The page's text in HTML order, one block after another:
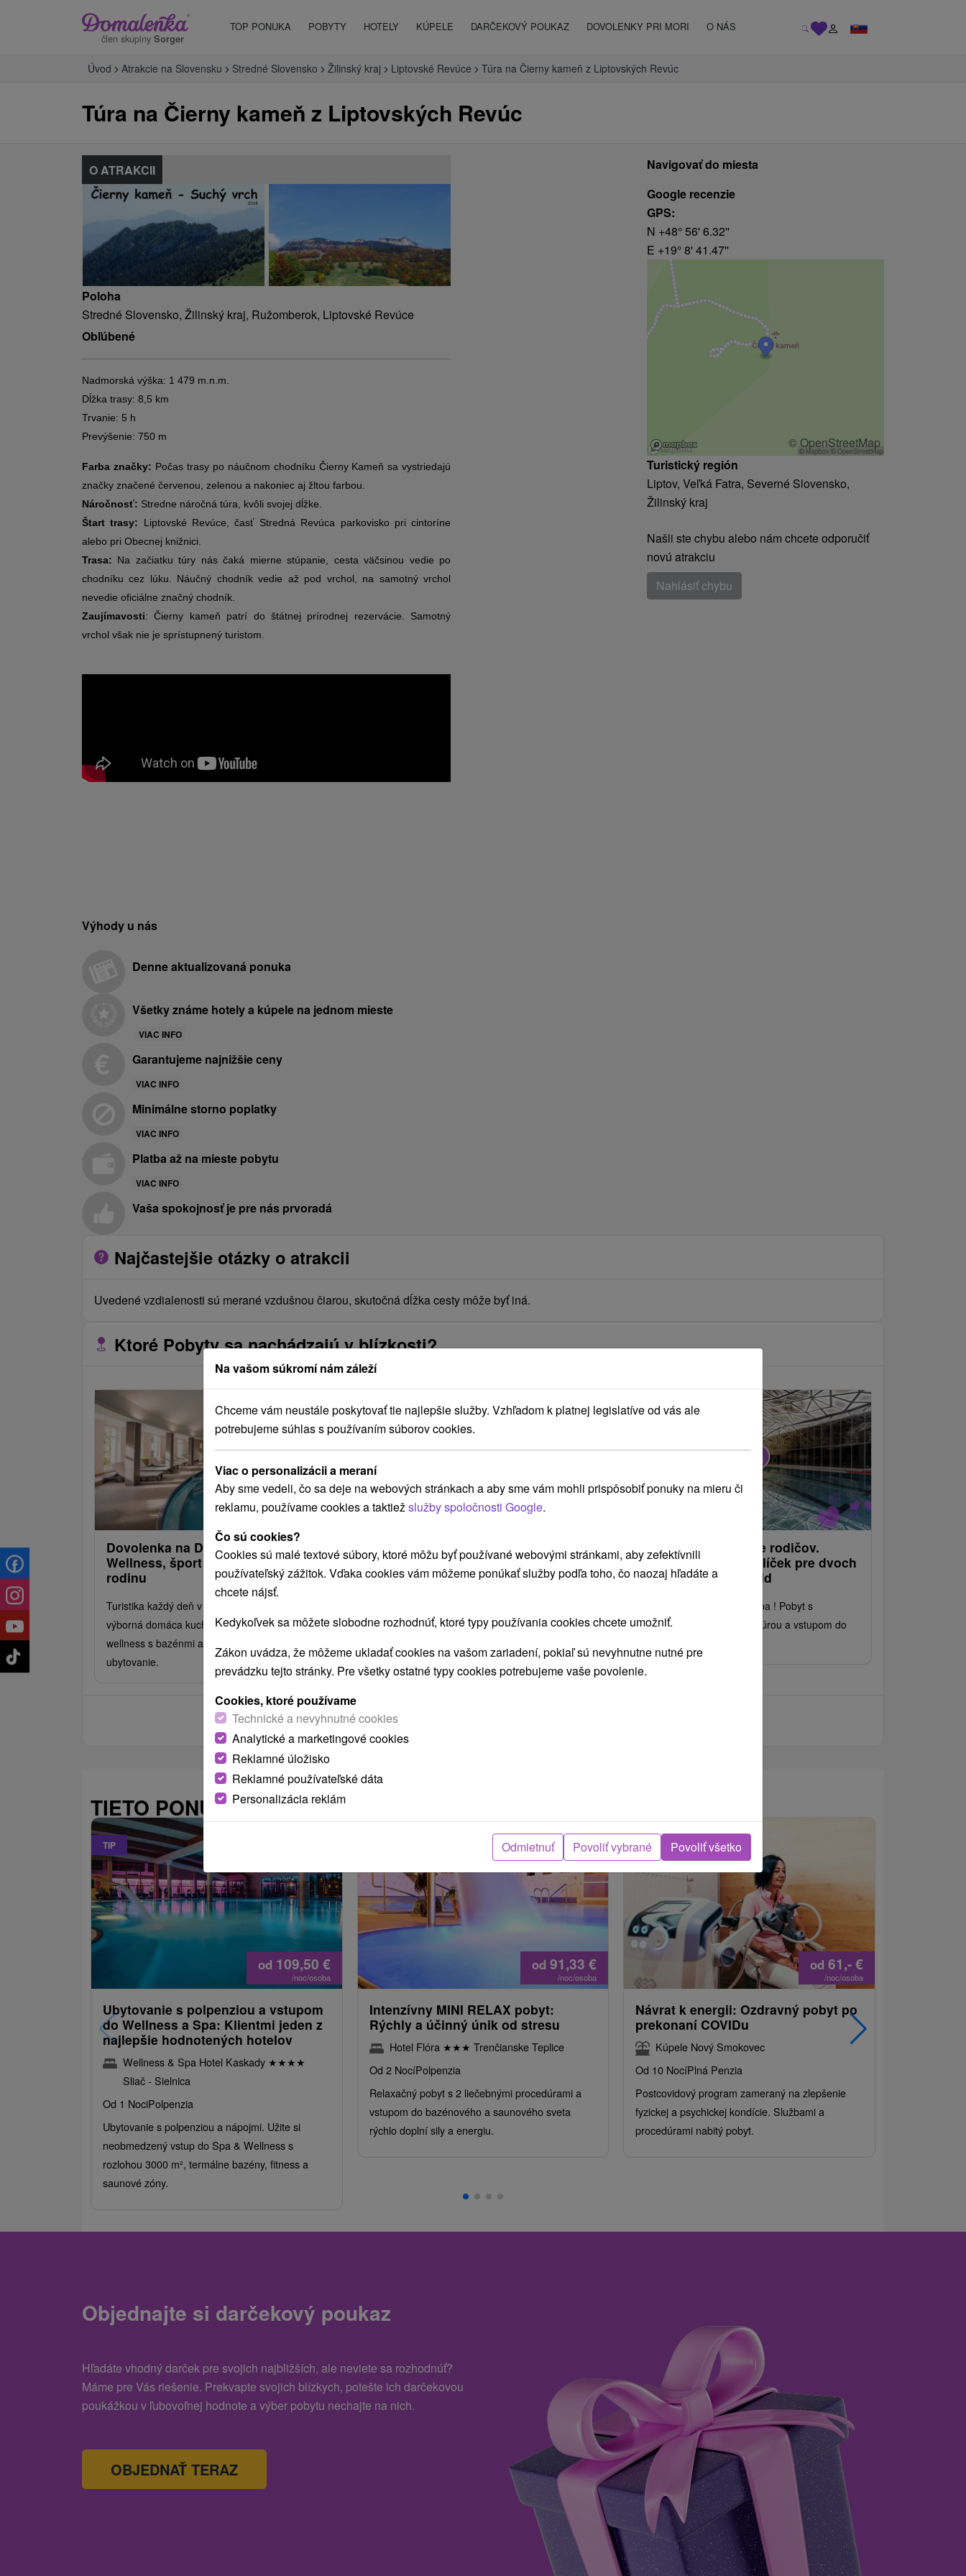
člen skupiny Sorger
TOP PONUKA POBYTY HOTELY KÚPELE DARČEKOVÝ POUKAZ DOVOLENKY PRI MORI O NÁS
Úvod Atrakcie na Slovensku Stredné Slovensko Žilinský kraj Liptovské Revúce Túra na Čierny kameň z Liptovských Revúc
Túra na Čierny kameň z Liptovských Revúc
Navigovať do miesta
Google recenzie
GPS:
N +48° 56' 6.32''
E +19° 8' 41.47''
© OpenStreetMap
Turistický región
Liptov, Veľká Fatra, Severné Slovensko,
Žilinský kraj
Našli ste chybu alebo nám chcete odporučiť
novú atrakciu
Nahlásiť chybu
O ATRAKCII
Poloha
Stredné Slovensko, Žilinský kraj, Ružomberok, Liptovské Revúce
Obľúbené
Nadmorská výška: 1 479 m.n.m.
Dĺžka trasy: 8,5 km
Trvanie: 5 h
Prevýšenie: 750 m
Farba značky: Počas trasy po náučnom chodníku Čierny Kameň sa vystriedajú
značky značené červenou, zelenou a nakoniec aj žltou farbou.
Náročnosť: Stredne náročná túra, kvôli svojej dĺžke.
Štart trasy: Liptovské Revúce, časť Stredná Revúca parkovisko pri cintoríne
alebo pri Obecnej knižnici.
Trasa: Na začiatku túry nás čaká mierne stúpanie, cesta väčsinou vedie po
chodníku cez lúku. Náučný chodník vedie až pod vrchol, na samotný vrchol
nevedie oficiálne značný chodník.
Zaujímavosti: Čierny kameň patrí do štátnej prírodnej rezervácie. Samotný
vrchol však nie je sprístupnený turistom.
Výhody u nás
Denne aktualizovaná ponuka
Všetky známe hotely a kúpele na jednom mieste
VIAC INFO
Garantujeme najnižšie ceny
VIAC INFO
Minimálne storno poplatky
VIAC INFO
Platba až na mieste pobytu
VIAC INFO
Vaša spokojnosť je pre nás prvoradá
Najčastejšie otázky o atrakcii
Uvedené vzdialenosti sú merané vzdušnou čiarou, skutočná dĺžka cesty môže byť iná.
Ktoré Pobyty sa nachádzajú v blízkosti?
Dovolenka na Donovaloch:
Wellness, šport a zábava pre celú
rodinu
Turistika každý deň v srdci slovenskej prírody,
výborná domáca kuchyňa, relax v priestrannom
wellness s bazénmi a saunami a komfortné
ubytovanie.
Rodinný pobyt plný relaxu, zábavy a
oddychu v srdci Liptova
– všetko na jednom mieste v rezorte Gothal
Liptovská Osada.
Liptovský oddych pre rodičov.
Špeciálny akciový balíček pre dvoch
Rodičovský relax Gold
Doprajte si chvíle len pre seba ! Pobyt s
polpenziou, wellness procedúrou a vstupom do
TIETO PONUKY BY VÁS MOHLI TIEŽ ZAUJÍMAŤ
TIP
od 109,50 €
/noc/osoba
Ubytovanie s polpenziou a vstupom
do Wellness a Spa: Klientmi jeden z
najlepšie hodnotených hotelov
Wellness & Spa Hotel Kaskady ★★★★
Sliač - Sielnica
Od 1 NociPolpenzia
Ubytovanie s polpenziou a nápojmi. Užite si
neobmedzený vstup do Spa & Wellness s
rozlohou 3000 m², termálne bazény, fitness a
saunové zóny.
od 91,33€
/noc/osoba
Intenzívny MINI RELAX pobyt:
Rýchly a účinný únik od stresu
Hotel Flóra ★★★ Trenčianske Teplice
Od 2 NocíPolpenzia
Relaxačný pobyt s 2 liečebnými procedúrami a
vstupom do bazénového a saunového sveta
rýchlo doplní sily a energiu.
od 61,-€
/noc/osoba
Návrat k energii: Ozdravný pobyt po
prekonaní COVIDu
Kúpele Nový Smokovec
Od 10 NocíPlná Penzia
Postcovidový program zameraný na zlepšenie
fyzickej a psychickej kondície. Službami a
procedúrami nabitý pobyt.
Objednajte si darčekový poukaz
Hľadáte vhodný darček pre svojich najbližších, ale neviete sa rozhodnúť?
Máme pre Vás riešenie. Prekvapte svojich blízkych, potešte ich darčekovou
poukážkou v ľubovoľnej hodnote a výber pobytu nechajte na nich.
OBJEDNAŤ TERAZ
Na vašom súkromí nám záleží
Chceme vám neustále poskytovať tie najlepšie služby. Vzhľadom k platnej legislatíve od vás ale
potrebujeme súhlas s používaním súborov cookies.
Viac o personalizácii a meraní
Aby sme vedeli, čo sa deje na webových stránkach a aby sme vám mohli prispôsobiť ponuky na mieru či
reklamu, používame cookies a taktiež služby spoločnosti Google.
Čo sú cookies?
Cookies sú malé textové súbory, ktoré môžu byť používané webovými stránkami, aby zefektívnili
používateľský zážitok. Vďaka cookies vám môžeme ponúkať služby podľa toho, čo naozaj hľadáte a
chcete nájsť.
Kedykoľvek sa môžete slobodne rozhodnúť, ktoré typy používania cookies chcete umožniť.
Zákon uvádza, že môžeme ukladať cookies na vašom zariadení, pokiaľ sú nevyhnutne nutné pre
prevádzku tejto stránky. Pre všetky ostatné typy cookies potrebujeme vaše povolenie.
Cookies, ktoré používame
Technické a nevyhnutné cookies
Analytické a marketingové cookies
Reklamné úložisko
Reklamné používateľské dáta
Personalizácia reklám
Odmietnuť Povoliť vybrané Povoliť všetko